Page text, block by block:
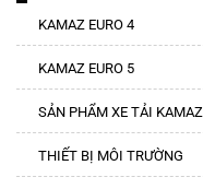
KAMAZ EURO 4
KAMAZ EURO 5
SẢN PHẨM XE TẢI KAMAZ
THIẾT BỊ MÔI TRƯỜNG